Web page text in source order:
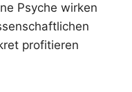
Psyche wirken
profitieren